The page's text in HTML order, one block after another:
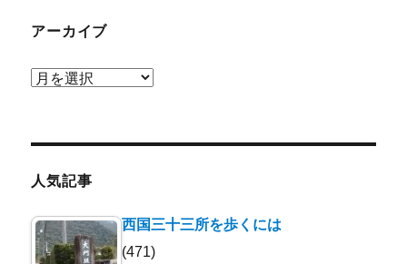
アーカイブ
ア
ブ
人気記事
西国三十三所を歩くには
(471)